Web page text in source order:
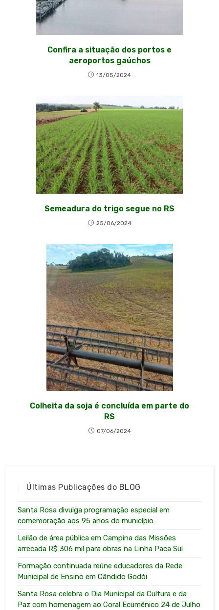
Confira a situação dos portos e
aeroportos gaúchos
13/05/2024
Semeadura do trigo segue no RS
25/06/2024
Colheita da soja é concluída em parte do
RS
07/06/2024
Últimas Publicações do BLOG
Santa Rosa divulga programação especial em
comemoração aos 95 anos do município
Leilão de área pública em Campina das Missões
arrecada R$ 306 mil para obras na Linha Paca Sul
Formação continuada reúne educadores da Rede
Municipal de Ensino em Cândido Godói
Santa Rosa celebra o Dia Municipal da Cultura e da
Paz com homenagem ao Coral Ecumênico 24 de Julho